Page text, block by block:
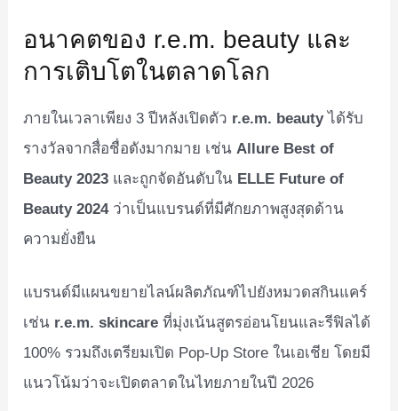
อนาคตของ r.e.m. beauty และ
การเติบโตในตลาดโลก
ภายในเวลาเพียง 3 ปีหลังเปิดตัว r.e.m. beautyได้รับ
รางวัลจากสื่อชื่อดังมากมาย เช่นAllure Best of
Beauty 2023 และถูกจัดอันดับใน ELLE Future of
Beauty 2024ว่าเป็นแบรนด์ที่มีศักยภาพสูงสุดด้าน
ความยั่งยืน
แบรนด์มีแผนขยายไลน์ผลิตภัณฑ์ไปยังหมวดสกินแคร์
เช่น r.e.m. skincare ที่มุ่งเน้นสูตรอ่อนโยนและรีฟิลได้
100% รวมถึงเตรียมเปิด Pop-Up Store ในเอเชีย โดยมี
แนวโน้มว่าจะเปิดตลาดในไทยภายในปี 2026